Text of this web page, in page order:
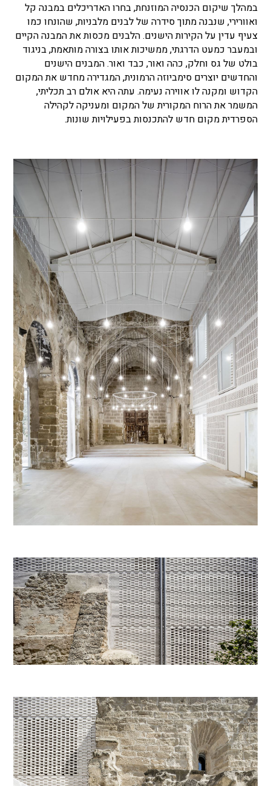
במהלך שיקום הכנסיה המוזנחת, בחרו האדריכלים במבנה קל
ואוורירי, שנבנה מתוך סידרה של לבנים מלבניות, שהונחו כמו
צעיף עדין על הקירות הישנים. הלבנים מכסות את המבנה הקיים
ובמעבר כמעט הדרגתי, ממשיכות אותו בצורה מותאמת, בניגוד
בולט של גס וחלק, כהה ואור, כבד ואור. המבנים הישנים
והחדשים יוצרים סימביוזה הרמונית, המגדירה מחדש את המקום
הקדוש ומקנה לו אווירה נעימה. עתה היא אולם רב תכליתי,
המשמר את הרוח המקורית של המקום ומעניקה לקהילה
הספרדית מקום חדש להתכנסות בפעילויות שונות.